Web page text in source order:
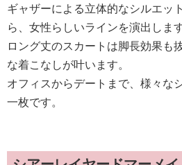
ギャザーによる立体的なシルエッ
ら、女性らしいラインを演出します
ロング丈のスカートは脚長効果も
な着こなしが叶います。
オフィスからデートまで、様々な
一枚です。